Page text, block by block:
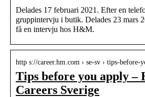
Delades 17 februari 2021. Efter en
gruppintervju i butik. Delades 23 mars
få en intervju hos H&M.
http s://career.hm.com › se-sv › tips-before-
Tips before you apply –
Careers Sverige